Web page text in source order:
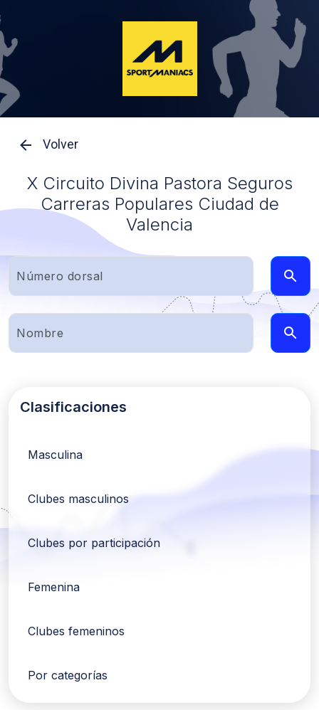
Volver
X Circuito Divina Pastora Seguros
Carreras Populares Ciudad de
Valencia
Clasificaciones
Masculina
Clubes masculinos
Clubes por participación
Femenina
Clubes femeninos
Por categorías